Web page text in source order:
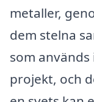
metaller,
dem stelna
som
projekt, och